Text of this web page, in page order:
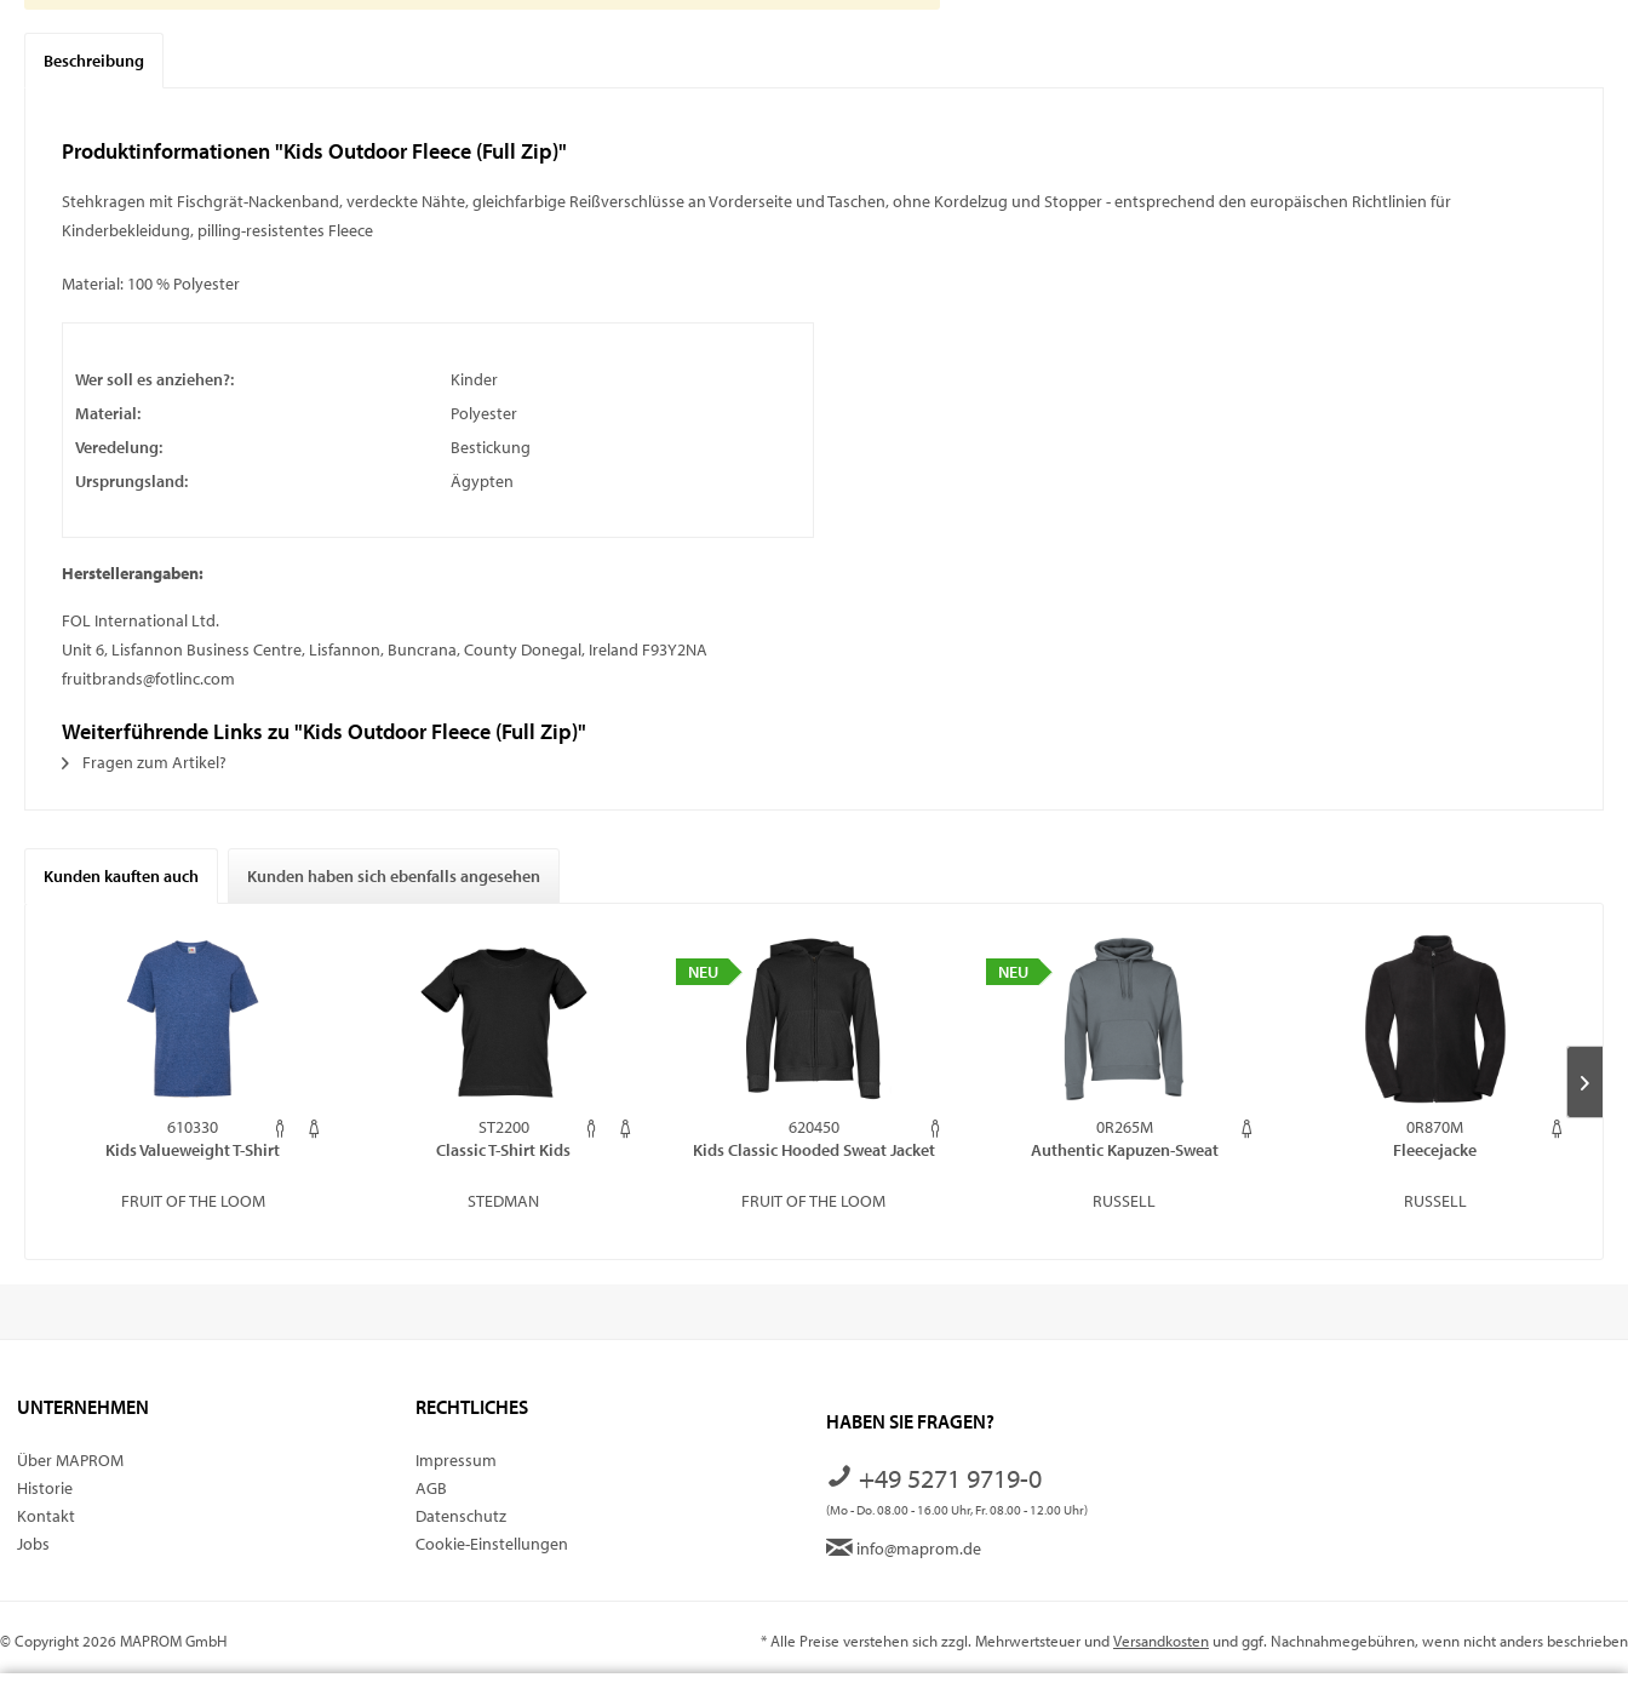
Beschreibung
Produktinformationen "Kids Outdoor Fleece (Full Zip)"
Stehkragen mit Fischgrät-Nackenband, verdeckte Nähte, gleichfarbige Reißverschlüsse an Vorderseite und Taschen, ohne Kordelzug und Stopper - entsprechend den europäischen Richtlinien für
Kinderbekleidung, pilling-resistentes Fleece
Material: 100 % Polyester
Wer soll es anziehen?:
Kinder
Material:
Polyester
Veredelung:
Bestickung
Ursprungsland:
Ägypten
Herstellerangaben:
FOL International Ltd.
Unit 6, Lisfannon Business Centre, Lisfannon, Buncrana, County Donegal, Ireland F93Y2NA
fruitbrands@fotlinc.com
Weiterführende Links zu "Kids Outdoor Fleece (Full Zip)"
Fragen zum Artikel?
Kunden kauften auch Kunden haben sich ebenfalls angesehen
610330
Kids Valueweight T-Shirt
FRUIT OF THE LOOM
ST2200
Classic T-Shirt Kids
STEDMAN
NEU
620450
Kids Classic Hooded Sweat Jacket
FRUIT OF THE LOOM
NEU
0R265M
Authentic Kapuzen-Sweat
RUSSELL
0R870M
Fleecejacke
RUSSELL
UNTERNEHMEN
Über MAPROM
Historie
Kontakt
Jobs
RECHTLICHES
Impressum
AGB
Datenschutz
Cookie-Einstellungen
HABEN SIE FRAGEN?
+49 5271 9719-0
(Mo - Do. 08.00 - 16.00 Uhr, Fr. 08.00 - 12.00 Uhr)
info@maprom.de
© Copyright 2026 MAPROM GmbH * Alle Preise verstehen sich zzgl. Mehrwertsteuer undVersandkostenund ggf. Nachnahmegebühren, wenn nicht anders beschrieben